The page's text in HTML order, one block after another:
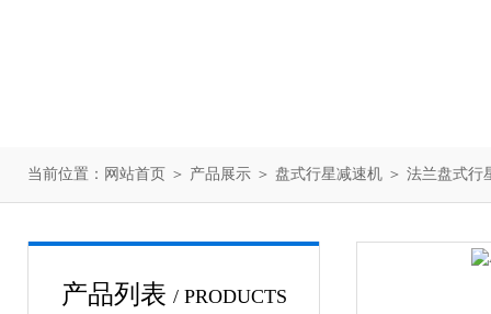
当前位置： 网站首页 ＞ 产品展示 ＞ 盘式行星减速机 ＞ 法兰盘式行
产品列表 / PRODUCTS